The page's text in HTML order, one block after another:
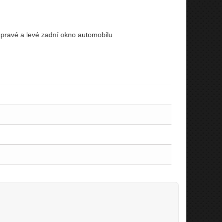
a levé zadní okno automobilu